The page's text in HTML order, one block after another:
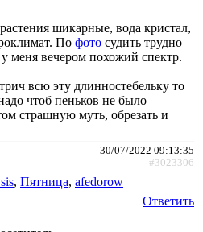
шикарные, вода кристал,
По фото судить трудно
меня вечером похожий спектр.
всю эту длинностебельку то
чтоб пеньков не было
страшную муть, обрезать и
30/07/2022 09:13:35
#3023306
, Пятница, afedorow
Ответить